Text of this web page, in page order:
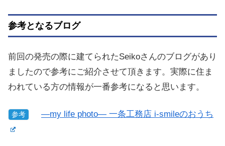
参考となるブログ
前回の発売の際に建てられたSeikoさんのブログがあり
ましたので参考にご紹介させて頂きます。実際に住ま
われている方の情報が一番参考になると思います。
参考 —my life photo— 一条工務店 i-smileのおうち